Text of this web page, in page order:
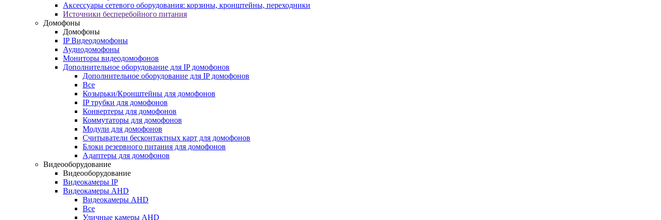
Аксессуары сетевого оборудования: корзины, кронштейны, переходники
Источники бесперебойного питания
Домофоны
Домофоны
IP Видеодомофоны
Аудиодомофоны
Мониторы видеодомофонов
Дополнительное оборудование для IP домофонов
Дополнительное оборудование для IP домофонов
Все
Козырьки/Кронштейны для домофонов
IP трубки для домофонов
Конвертеры для домофонов
Коммутаторы для домофонов
Модули для домофонов
Считыватели бесконтактных карт для домофонов
Блоки резервного питания для домофонов
Адаптеры для домофонов
Видеооборудование
Видеооборудование
Видеокамеры IP
Видеокамеры AHD
Видеокамеры AHD
Все
Уличные камеры AHD